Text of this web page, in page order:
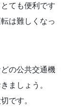
ても便利です
は難しくなっ
の公共交通機
ましょう。
です。